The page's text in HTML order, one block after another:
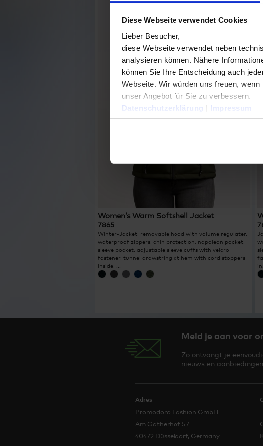
Diese Webseite verwendet Cookies
Lieber Besucher,
diese Webseite verwendet neben
analysieren können. Nähere
können Sie Ihre Entscheidung auch
Webseite. Wir würden uns freuen,
unser Angebot für Sie zu verbessern.
Datenschutzerklärung
Impressum
Women’s Warm Softshell Jacket
7865
Winter-Jacket, removable hood with volume regulater,
waterproof zippers, chin protection, napoleon pocket,
sleeve pocket, adjustable sleeve cuffs with velcro
fastener, tunnel drawstring at hem with cord stoppers
inside, ...
Meld je aan voor
Zo ontvangt je
nieuws en
Adres
Promodoro Fashion GmbH
Am Gatherhof 57
40472 Düsseldorf, Germany